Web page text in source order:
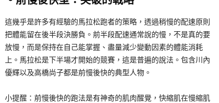
這幾乎是許多有經驗的馬拉松跑者的策略，透過稍慢的配速原則
把體能留在後半段決勝負。前半段配速通常說的慢，不是真的要
放慢，而是保持在自己能掌握、盡量減少變動因素的體能消耗
上。馬拉松是下半場才開始的競賽，這是普遍的說法。包含川內
優輝以及高橋尚子都是前慢後快的典型人物。
小提醒：前慢後快的跑法是有神奇的肌肉醒覺，快縮肌在慢縮肌